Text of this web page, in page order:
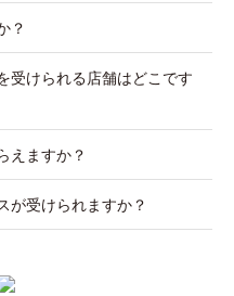
？
受けられる店舗はどこです
えますか？
が受けられますか？